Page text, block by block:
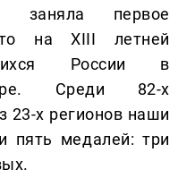
заняла первое
на XIII летней
России в
Среди 82-х
23-х регионов наши
пять медалей: три